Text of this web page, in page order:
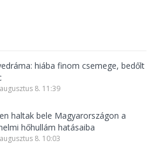
hiába finom csemege, bedőlt
8. 11:39
haltak bele Magyarországon a
hőhullám hatásaiba
8. 10:03